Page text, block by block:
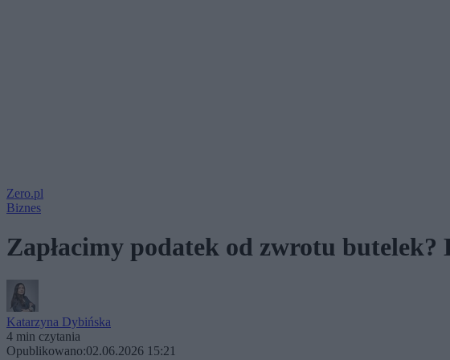
Zero.pl
Biznes
Zapłacimy podatek od zwrotu butelek?
Katarzyna Dybińska
4 min czytania
Opublikowano:02.06.2026 15:21